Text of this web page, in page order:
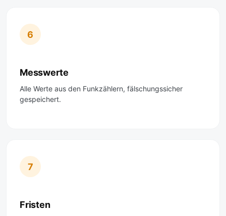
6
Messwerte
Alle Werte aus den Funkzählern, fälschungssicher
gespeichert.
7
Fristen